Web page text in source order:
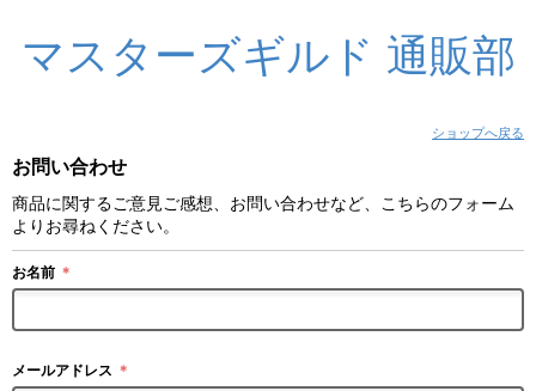
マスターズギルド 通販部
ショップへ戻る
お問い合わせ
商品に関するご意見ご感想、お問い合わせなど、こちらのフォーム
よりお尋ねください。
お名前 ＊
メールアドレス ＊